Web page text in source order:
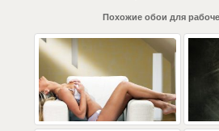
Похожие обои для